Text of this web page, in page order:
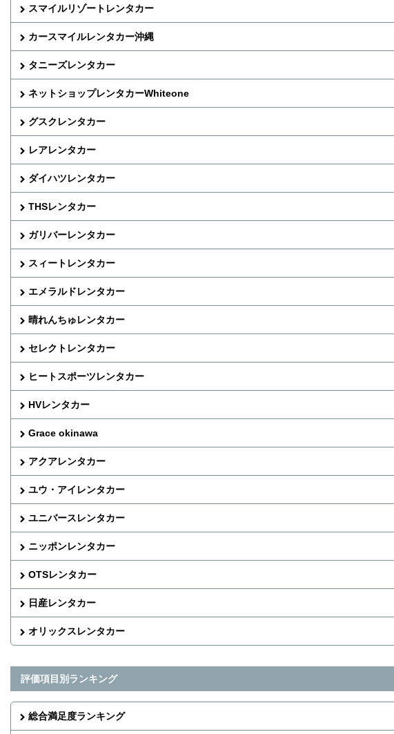
スマイルリゾートレンタカー
カースマイルレンタカー沖縄
タニーズレンタカー
ネットショップレンタカーWhiteone
グスクレンタカー
レアレンタカー
ダイハツレンタカー
THSレンタカー
ガリバーレンタカー
スィートレンタカー
エメラルドレンタカー
晴れんちゅレンタカー
セレクトレンタカー
ヒートスポーツレンタカー
HVレンタカー
Grace okinawa
アクアレンタカー
ユウ・アイレンタカー
ユニバースレンタカー
ニッポンレンタカー
OTSレンタカー
日産レンタカー
オリックスレンタカー
評価項目別ランキング
総合満足度ランキング